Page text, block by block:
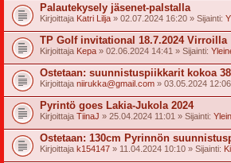
Palautekysely jäsenet-palstalla
Kirjoittaja Katri Lilja » 02.07.2024 16:20 » Sijainti:
TP Golf invitational 18.7.2024 Virroilla
Kirjoittaja Kepa » 02.06.2024 14:41 » Sijainti:
Ostetaan: suunnistuspiikkarit kokoa
Kirjoittaja niirukka@gmail.com » 03.05.2024
Pyrintö goes Lakia-Jukola 2024
Kirjoittaja TiinaJ » 25.04.2024 11:01 » Sijainti:
Ostetaan: 130cm Pyrinnön
Kirjoittaja k154147 » 11.04.2024 10:10 » Sijainti: